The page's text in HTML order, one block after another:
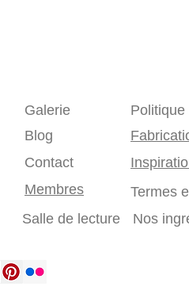
Galerie
Blog
Contact
Membres
Termes
Salle de lecture
Nos